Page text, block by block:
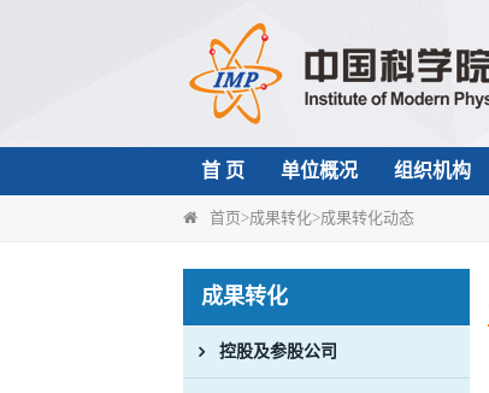
首 页 单位概况 组织机构
首页>成果转化>成果转化动态
成果转化
控股及参股公司